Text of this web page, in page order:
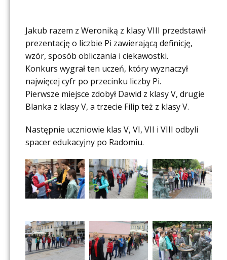
Jakub razem z Weroniką z klasy VIII przedstawił
prezentację o liczbie Pi zawierającą definicję,
wzór, sposób obliczania i ciekawostki.
Konkurs wygrał ten uczeń, który wyznaczył
najwięcej cyfr po przecinku liczby Pi.
Pierwsze miejsce zdobył Dawid z klasy V, drugie
Blanka z klasy V, a trzecie Filip też z klasy V.
Następnie uczniowie klas V, VI, VII i VIII odbyli
spacer edukacyjny po Radomiu.